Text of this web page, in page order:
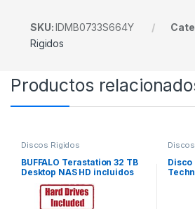
SKU:IDMB0733S664Y
Rigidos
Productos
Discos Rigidos
BUFFALO Terastation 32 TB
Desktop NAS HD incluidos
Disco